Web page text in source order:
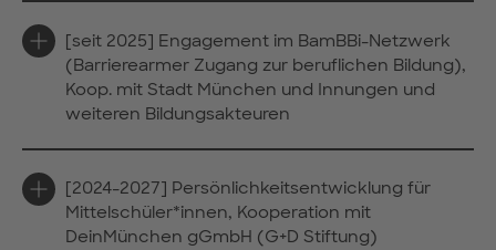
[seit 2025] Engagement im BamBBi-Netzwerk
(Barrierearmer Zugang zur beruflichen Bildung),
Koop. mit Stadt München und Innungen und
weiteren Bildungsakteuren
[2024-2027] Persönlichkeitsentwicklung für
Mittelschüler*innen, Kooperation mit
DeinMünchen gGmbH (G+D Stiftung)